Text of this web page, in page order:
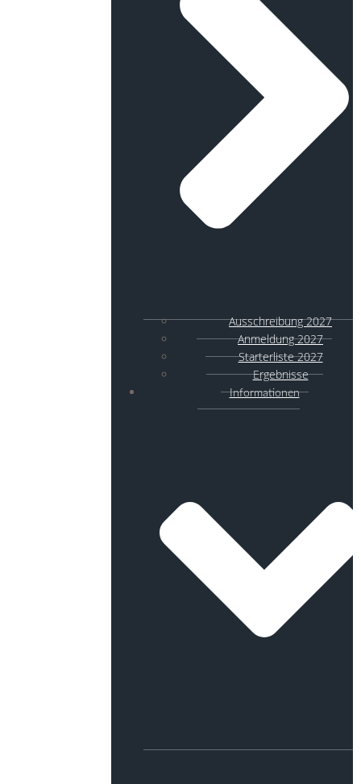
Ausschreibung 2027
Anmeldung 2027
Starterliste 2027
Ergebnisse
Informationen